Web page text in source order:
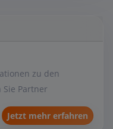
zu den
Partner
Jetzt mehr erfahren